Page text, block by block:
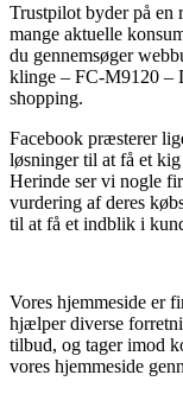
Trustpilot byder på
mange aktuelle
du gennemsøger
klinge – FC-M9120 –
shopping.
Facebook præsterer
løsninger til at få et
Herinde ser vi nogle
vurdering af deres
til at få et indblik i
Vores hjemmeside er
hjælper diverse
tilbud, og tager imod
vores hjemmeside